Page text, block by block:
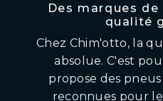
Des marques
qualité
Chez Chim'otto, la
absolue. C'est
propose des
reconnues pour